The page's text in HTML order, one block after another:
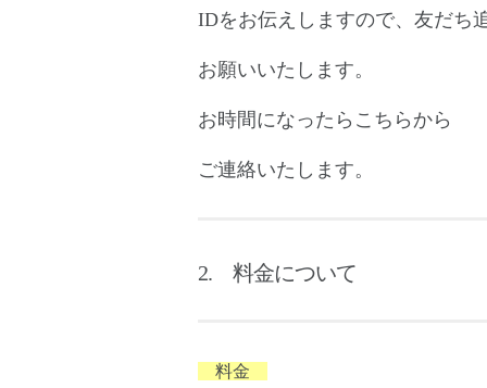
IDをお伝えしますので、友だち
お願いいたします。
お時間になったらこちらから
ご連絡いたします。
2. 料金について
料金